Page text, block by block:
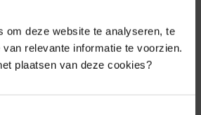
om deze website te analyseren, te
relevante informatie te voorzien.
plaatsen van deze cookies?